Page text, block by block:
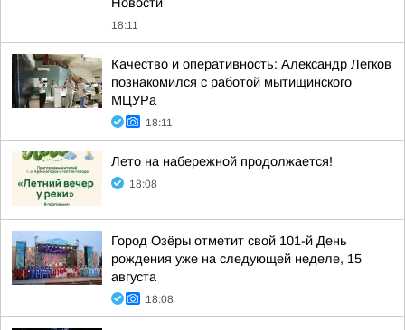
18:11
Качество и оперативность: Александр Легков
познакомился с работой мытищинского
МЦУРа
18:11
Лето на набережной продолжается!
18:08
Город Озёры отметит свой 101-й День
рождения уже на следующей неделе, 15
августа
18:08